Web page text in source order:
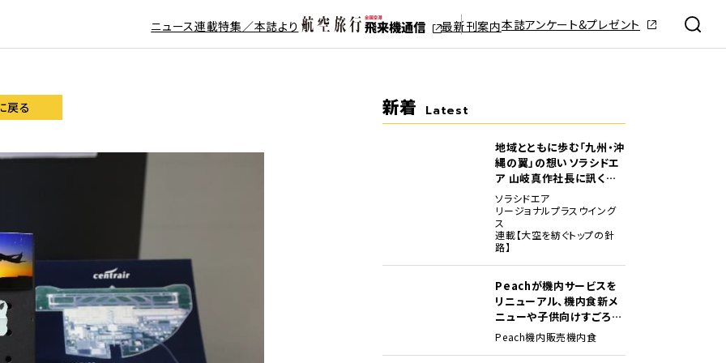
ニュース連載特集／本誌より 最新刊案内本誌アンケート&プレゼント
戻る 新着 Latest
地域とともに歩む「九州・沖
縄の翼」の想い――ソラシドエ
ア 山岐真作社長に訊く就
任1年の手応え
ソラシドエア
リージョナルプラスウイング
ス
連載【大空を紡ぐトップの針
路】
Peachが機内サービスを
リニューアル、機内食新メ
ニューや子供向けすごろく
など
Peach機内販売機内食